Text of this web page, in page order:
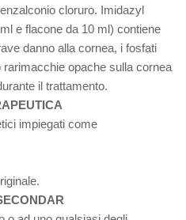
cloruro. Imidazyl
e flacone da 10 ml) contiene
danno alla cornea, i fosfati
opache sulla cornea
il trattamento.
impiegati come